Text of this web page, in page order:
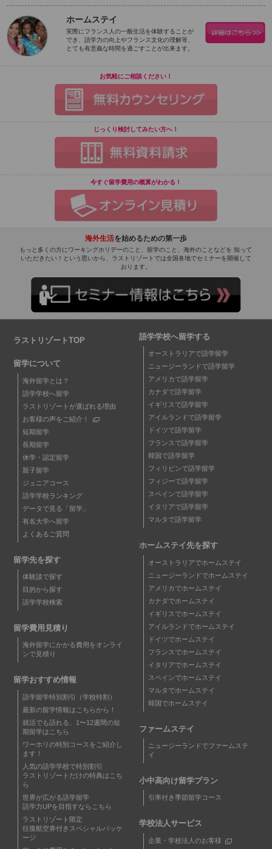
ホームステイ
実際にフランス人の一般生活を体験することが
でき、語学力の向上やフランス文化の理解等、
とても有意義な時間を過ごすことが出来ます。
お気軽にご相談ください！
じっくり検討してみたい方へ！
今すぐ留学費用の概算がわかる！
海外生活を始めるための第一歩
もっと多くの方にワーキングホリデーのこと、留学のこと、海外のことなどを 知って
いただきたい！という思いから、ラストリゾートでは全国各地でセミナーを開催して
おります。
ラストリゾートTOP
留学について
海外留学とは？
語学学校へ留学
ラストリゾートが選ばれる理由
お客様の声をご紹介！
短期留学
長期留学
休学・認定留学
親子留学
ジュニアコース
語学学校ランキング
データで見る「留学」
有名大学へ留学
よくあるご質問
留学先を探す
体験談で探す
目的から探す
語学学校検索
留学費用見積り
海外留学にかかる費用をオンライ
ンで見積り
留学おすすめ情報
語学留学特別割引（学校特割）
最新の留学情報はこちらから！
就活でも語れる、1〜12週間の短
期留学はこちら
ワーホリの特別コースをご紹介し
ます！
人気の語学学校で特別割引
ラストリゾートだけの特典はこち
ら
世界が広がる語学留学
語学力UPを目指すならこちら
ラストリゾート限定
往復航空券付きスペシャルパッケ
ージ
語学学校へ留学する
オーストラリアで語学留学
ニュージーランドで語学留学
アメリカで語学留学
カナダで語学留学
イギリスで語学留学
アイルランドで語学留学
ドイツで語学留学
フランスで語学留学
韓国で語学留学
フィリピンで語学留学
フィジーで語学留学
スペインで語学留学
イタリアで語学留学
マルタで語学留学
ホームステイ先を探す
オーストラリアでホームステイ
ニュージーランドでホームステイ
アメリカでホームステイ
カナダでホームステイ
イギリスでホームステイ
アイルランドでホームステイ
ドイツでホームステイ
フランスでホームステイ
イタリアでホームステイ
スペインでホームステイ
マルタでホームステイ
韓国でホームステイ
ファームステイ
ニュージーランドでファームステ
イ
小中高向け留学プラン
引率付き季節留学コース
学校法人サービス
企業・学校法人のお客様